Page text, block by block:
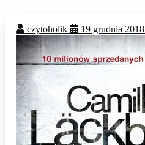
czytoholik 19 grudnia 2018